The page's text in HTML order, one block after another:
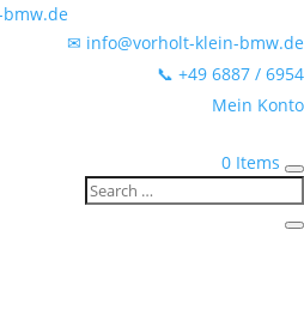
✉ info@vorholt-klein-bmw.de
📞 +49 6887 / 6954
Mein Konto
0 Items